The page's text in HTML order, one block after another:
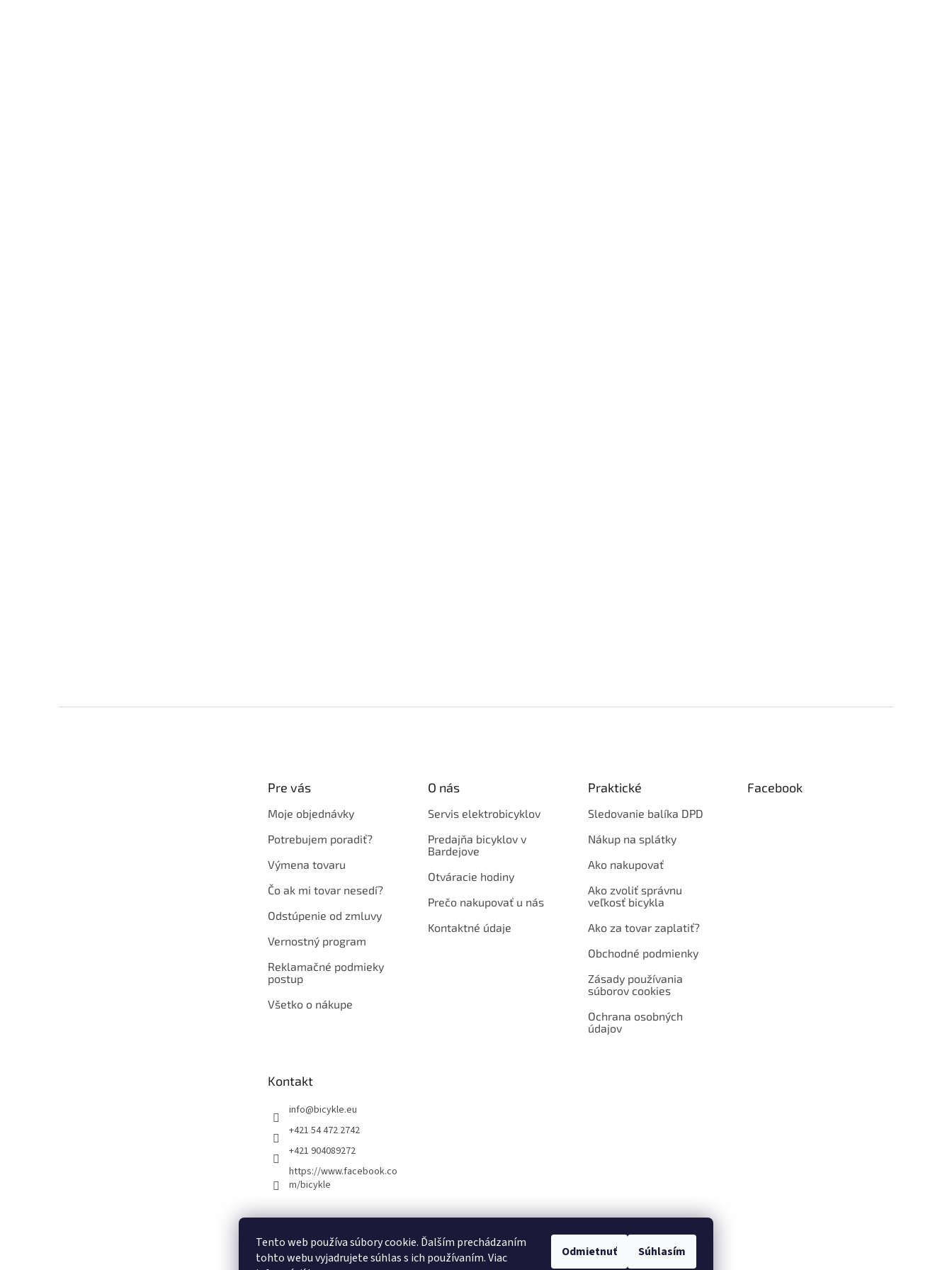
Tento web používa súbory cookie. Ďalším prechádzaním
tohto webu vyjadrujete súhlas s ich používaním. Viac
Odmietnuť Súhlasím
Pre vás
Moje objednávky
Potrebujem poradiť?
Výmena tovaru
Čo ak mi tovar nesedí?
Odstúpenie od zmluvy
Vernostný program
Reklamačné podmieky
postup
Všetko o nákupe
O nás
Servis elektrobicyklov
Predajňa bicyklov v
Bardejove
Otváracie hodiny
Prečo nakupovať u nás
Kontaktné údaje
Praktické
Sledovanie balíka DPD
Nákup na splátky
Ako nakupovať
Ako zvoliť správnu
veľkosť bicykla
Ako za tovar zaplatiť?
Obchodné podmienky
Zásady používania
súborov cookies
Ochrana osobných
údajov
Facebook
Kontakt
info@bicykle.eu
+421 54 472 2742
+421 904089272
https://www.facebook.co
m/bicykle